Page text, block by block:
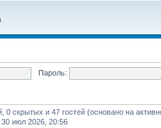
Пароль:
0 скрытых и 47 гостей (основано на
июл 2026, 20:56